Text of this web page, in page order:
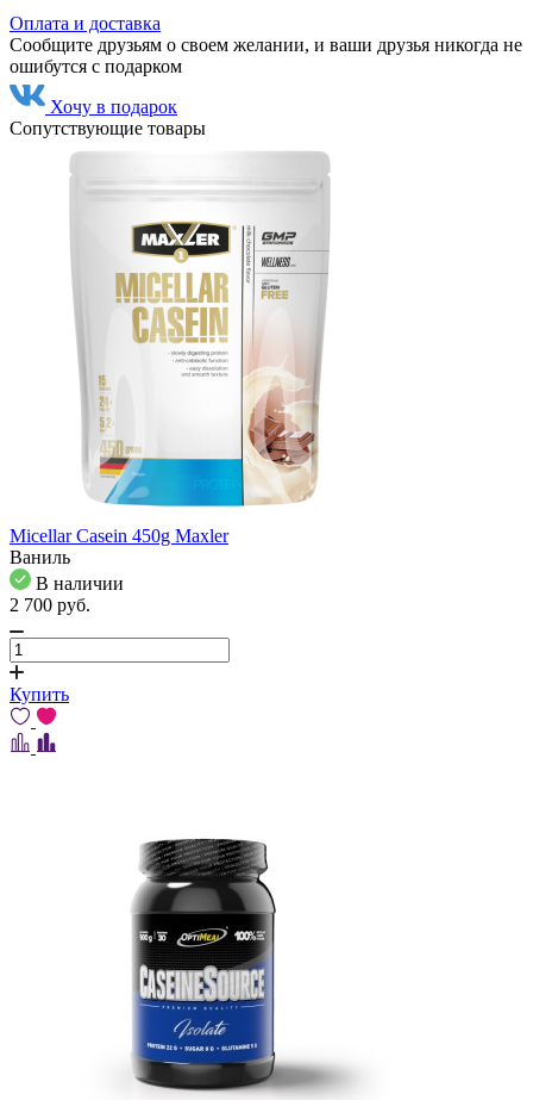
Оплата и доставка
Сообщите друзьям о своем желании, и ваши друзья никогда не
ошибутся с подарком
Хочу в подарок
Сопутствующие товары
Micellar Casein 450g Maxler
Ваниль
В наличии
2 700 pуб.
Купить